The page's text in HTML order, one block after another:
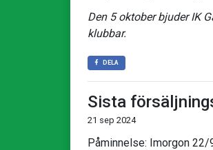
Den 5 oktober bjuder IK
klubbar.
DELA
Sista
21 sep 2024
Påminnelse: Imorgon